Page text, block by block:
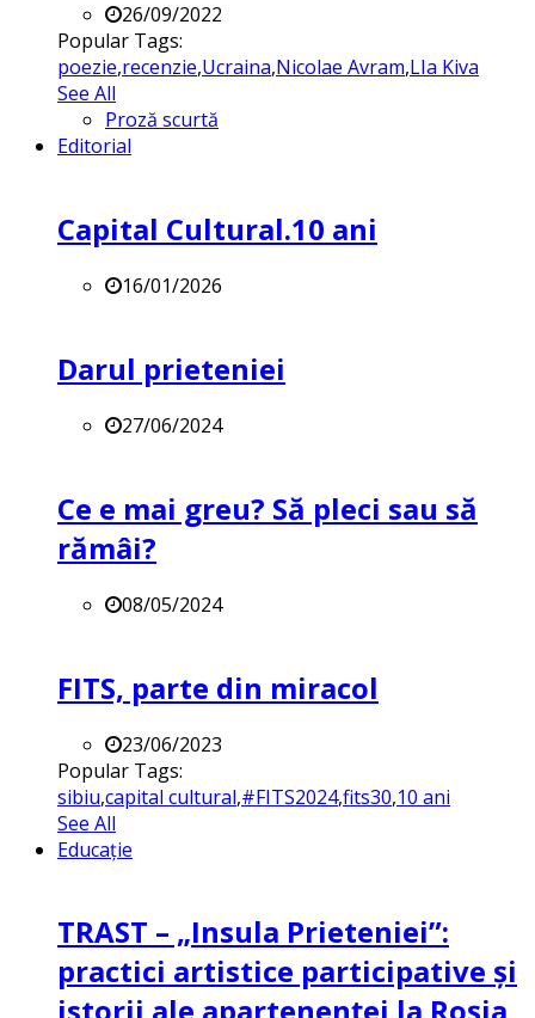
26/09/2022
Popular Tags:
poezie,recenzie,Ucraina,Nicolae Avram,LIa Kiva
See All
Proză scurtă
Editorial
Capital Cultural.10 ani
16/01/2026
Darul prieteniei
27/06/2024
Ce e mai greu? Să pleci sau să
rămâi?
08/05/2024
FITS, parte din miracol
23/06/2023
Popular Tags:
sibiu,capital cultural,#FITS2024,fits30,10 ani
See All
Educație
TRAST – „Insula Prieteniei”:
practici artistice participative și